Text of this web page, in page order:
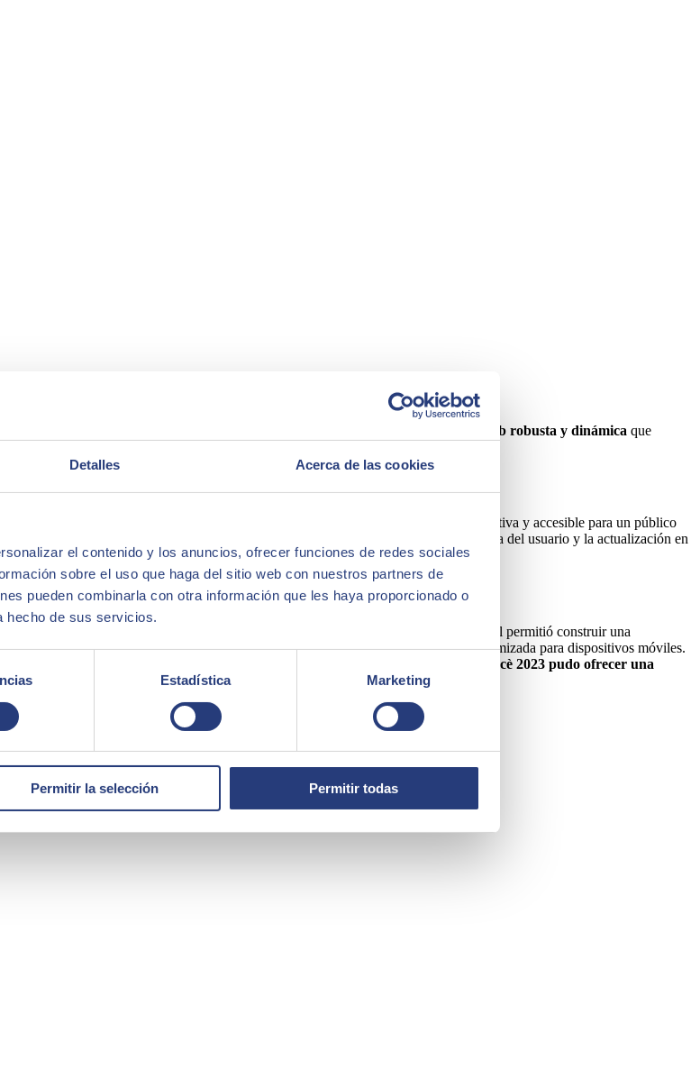
Detalles Acerca de las cookies
el contenido y los anuncios, ofrecer funciones de redes sociales
sobre el uso que haga del sitio web con nuestros partners de
pueden combinarla con otra información que les haya proporcionado o
hecho de sus servicios.
Estadística Marketing
Permitir la selección Permitir todas
de presencia digital. El proyecto consistió en desarrollar una plataforma web robusta y dinámica que
sobre los eventos, actividades y servicios disponibles durante la fiesta.
comprometer la velocidad y la estabilidad
. Además, la plataforma debía ser intuitiva y accesible para un público
como la geolocalización de eventos, la personalización de la experiencia del usuario y la actualización en
gestión de contenidos conocido por su flexibilidad y capacidad de escalabilidad. Drupal permitió construir una
módulos personalizados para la gestión de eventos y una interfaz de usuario optimizada para dispositivos móviles.
óptimo incluso durante los picos de tráfico. Gracias a esta solución, La
Mercè 2023 pudo ofrecer una
eventos multitudinarios.